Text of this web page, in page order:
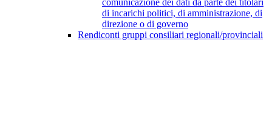
comunicazione dei dati da parte dei titolari
di incarichi politici, di amministrazione, di
direzione o di governo
Rendiconti gruppi consiliari regionali/provinciali